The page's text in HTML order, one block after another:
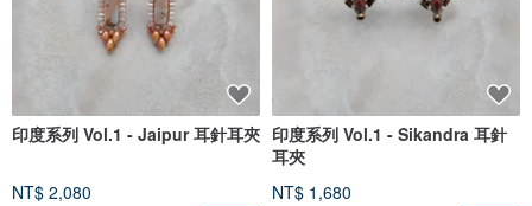
印度系列 Vol.1 - Jaipur 耳針耳夾
NT$ 2,080
印度系列 Vol.1 - Sikandra 耳針
耳夾
NT$ 1,680